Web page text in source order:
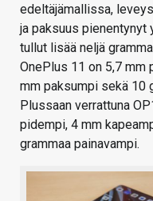
edeltäjämallissa,
ja paksuus pienentynyt
tullut lisää neljä
OnePlus 11 on 5,7 mm
mm paksumpi sekä 10
Plussaan verrattuna
pidempi, 4 mm
grammaa painavampi.